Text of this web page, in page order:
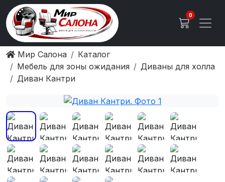
0
Мир Салона
Каталог
Мебель для зоны ожидания
Диваны для холла
Диван Кантри